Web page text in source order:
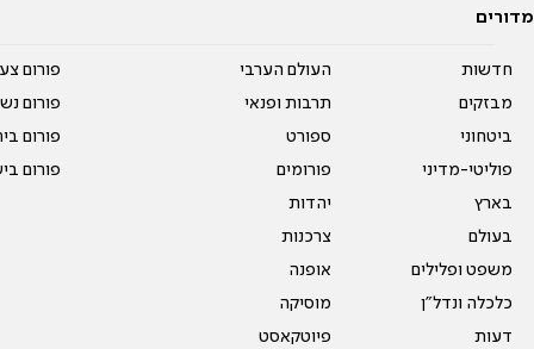
מדורים
חדשות
מבזקים
ביטחוני
פוליטי-מדיני
בארץ
בעולם
משפט ופלילים
כלכלה ונדל"ן
דעות
העולם הערבי
תרבות ופנאי
ספורט
פורומים
יהדות
צרכנות
אופנה
מוסיקה
פיוטקאסט
פורום
פורום
פורום
פורום